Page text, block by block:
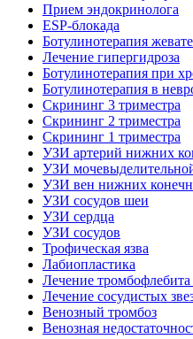
Прием эндокринолога
ESP-блокада
Ботулинотерапия
Лечение гипергидроза
Ботулинотерапия при
Ботулинотерапия в
Скрининг 3 триместра
Скрининг 2 триместра
Скрининг 1 триместра
УЗИ артерий нижних
УЗИ
УЗИ вен нижних
УЗИ сосудов шеи
УЗИ сердца
УЗИ сосудов
Трофическая язва
Лабиопластика
Лечение
Лечение сосудистых
Венозный тромбоз
Венозная